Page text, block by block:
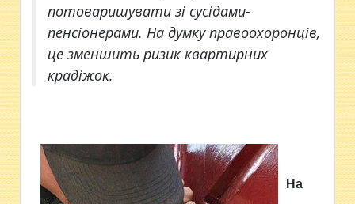
потоваришувати зі сусідами-
пенсіонерами. На думку правоохоронців,
це зменшить ризик квартирних
крадіжок.
На